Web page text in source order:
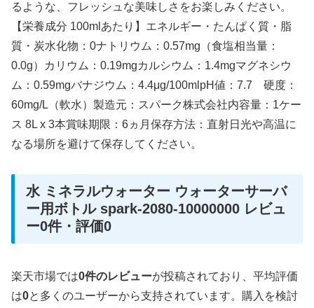
るような、フレッシュな美味しさをお楽しみください。
【栄養成分 100mlあたり】エネルギー・たんぱく質・脂
質・炭水化物：0ナトリウム：0.57mg（食塩相当量：
0.0g）カリウム：0.19mgカルシウム：1.4mgマグネシウ
ム：0.59mgバナジウム：4.4μg/100mlpH値：7.7 硬度：
60mg/L（軟水）製造元：スパーク株式会社内容量：1ケー
ス 8L x 3本賞味期限：6ヵ月保存方法：直射日光や高温に
なる場所を避けて保存してください。
水 ミネラルウォーター ウォーターサーバ
ー用ボトル spark-2080-10000000 レビュ
ー0件・評価0
楽天市場では0件のレビューが投稿されており、平均評価
は0と多くのユーザーから支持されています。購入を検討